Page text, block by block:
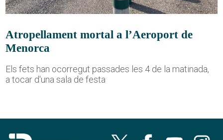
Atropellament mortal a l’Aeroport de
Menorca
Els fets han ocorregut passades les 4 de la matinada,
a tocar d'una sala de festa